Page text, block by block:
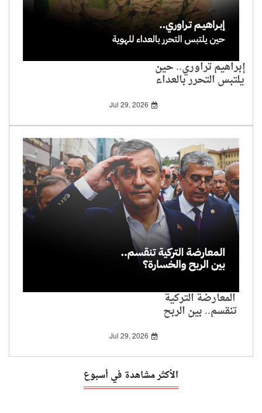
إبراهيم تراوري.. حين
يلتبس التحرر بالعداء
Jul 29, 2026
المعارضة التركية
تنقسم.. بين الربح
والخسارة؟
Jul 29, 2026
الأكثر مشاهدة في أسبوع